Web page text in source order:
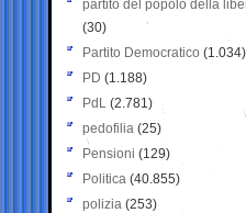
partito del popolo della
(30)
Partito Democratico (1.034)
PD (1.188)
PdL (2.781)
pedofilia (25)
Pensioni (129)
Politica (40.855)
polizia (253)